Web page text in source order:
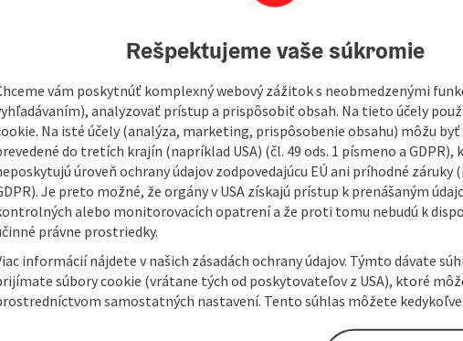
Rešpektujeme vaše súkromie
vám poskytnúť komplexný webový zážitok s neobmedzenými
analyzovať prístup a prispôsobiť obsah. Na tieto účely
Na isté účely (analýza, marketing, prispôsobenie obsahu) môžu byť
do tretích krajín (napríklad USA) (čl. 49 ods. 1 písmeno a GDPR),
úroveň ochrany údajov zodpovedajúcu EÚ ani príhodné záruky
Je preto možné, že orgány v USA získajú prístup k prenášaným
alebo monitorovacích opatrení a že proti tomu nebudú k
právne prostriedky.
informácií nájdete v našich zásadách ochrany údajov. Týmto dávate
súbory cookie (vrátane tých od poskytovateľov z USA), ktoré
samostatných nastavení. Tento súhlas môžete